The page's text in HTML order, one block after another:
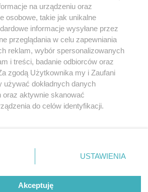
4 / 0
prywatności
Skontakuj sięz nami
Kontakt
Redakcja
Newsletter
na urządzeniu oraz
osobowe, takie jak unikalne
informacje wysyłane przez
przeglądania w celu zapewniania
reklam, wybór spersonalizowanych
i treści, badanie odbiorców oraz
zgodą Użytkownika my i Zaufani
używać dokładnych danych
oraz aktywnie skanować
do celów identyfikacji.
przycisk ustawień prywatności
dolnym rogu strony
danych nie wymagają zgody
prawo sprzeciwić się takiemu
USTAWIENIA
Akceptuję